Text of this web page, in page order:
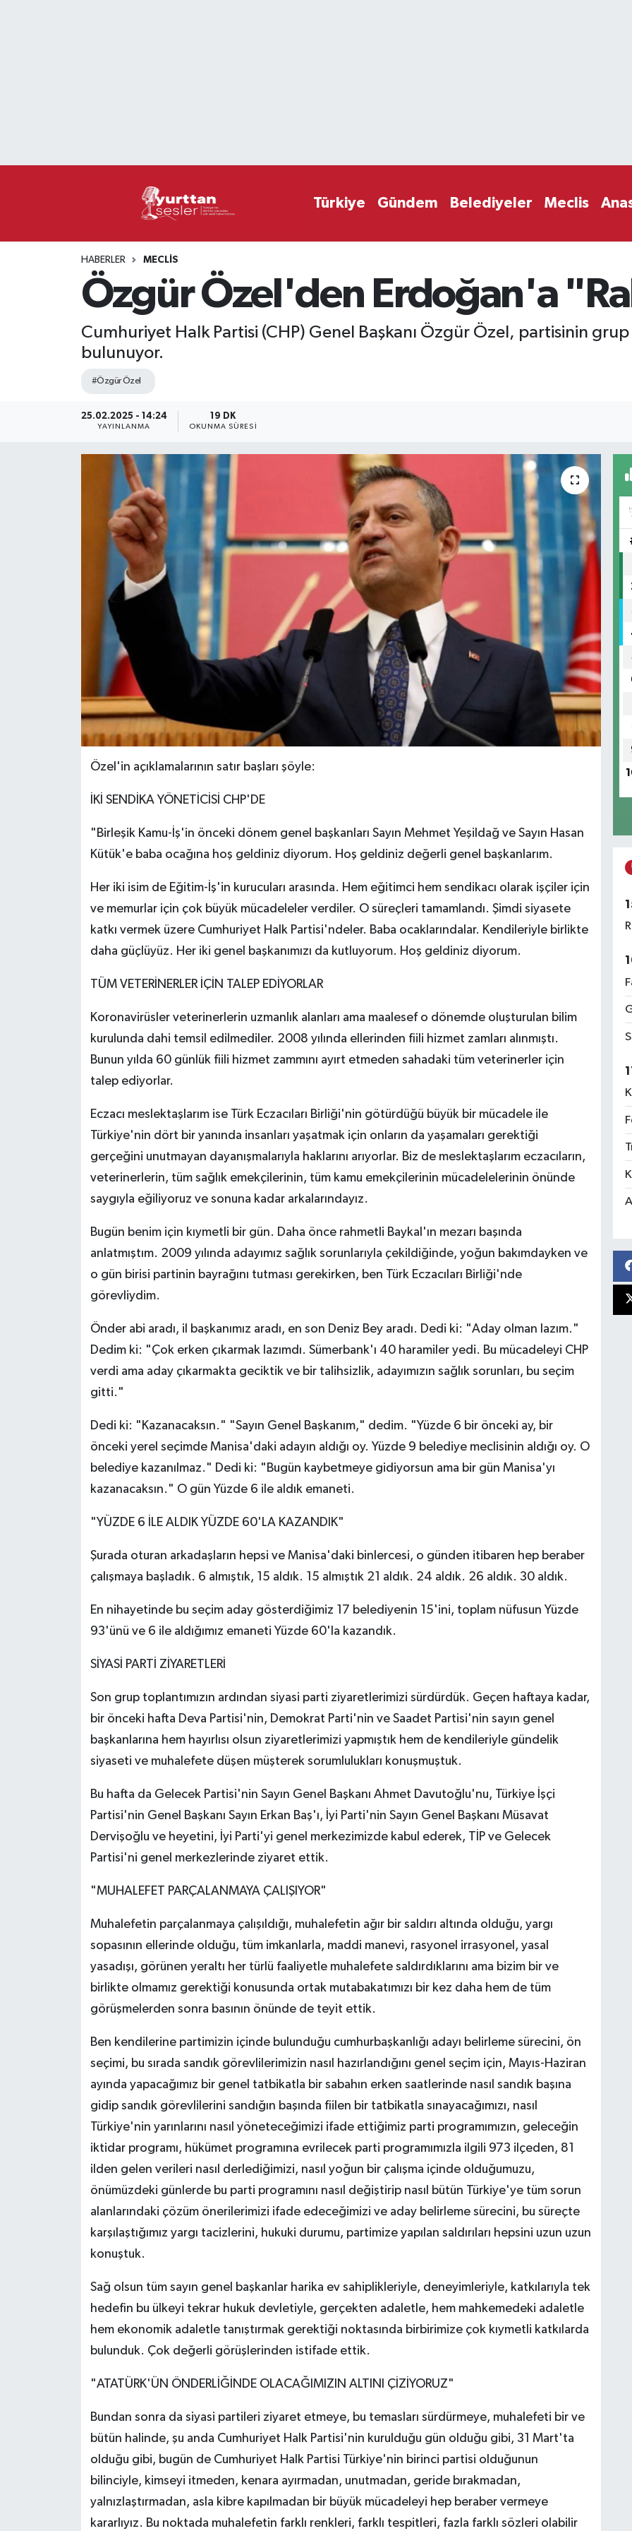
Türkiye Gündem Belediyeler Meclis
HABERLER MECLIS
Özgür Özel'den Erdoğan'a
Cumhuriyet Halk Partisi (CHP) Genel Başkanı Özgür Özel, partisinin
bulunuyor.
#Özgür Özel
25.02.2025 - 14:24
YAYINLANMA
19 DK
OKUNMA SÜRESI
Özel'in açıklamalarının satır başları şöyle:
İKİ SENDİKA YÖNETİCİSİ CHP'DE
"Birleşik Kamu-İş'in önceki dönem genel başkanları Sayın Mehmet Yeşildağ ve Sayın Hasan
Kütük'e baba ocağına hoş geldiniz diyorum. Hoş geldiniz değerli genel başkanlarım.
Her iki isim de Eğitim-İş'in kurucuları arasında. Hem eğitimci hem sendikacı olarak işçiler için
ve memurlar için çok büyük mücadeleler verdiler. O süreçleri tamamlandı. Şimdi siyasete
katkı vermek üzere Cumhuriyet Halk Partisi'ndeler. Baba ocaklarındalar. Kendileriyle birlikte
daha güçlüyüz. Her iki genel başkanımızı da kutluyorum. Hoş geldiniz diyorum.
TÜM VETERİNERLER İÇİN TALEP EDİYORLAR
Koronavirüsler veterinerlerin uzmanlık alanları ama maalesef o dönemde oluşturulan bilim
kurulunda dahi temsil edilmediler. 2008 yılında ellerinden fiili hizmet zamları alınmıştı.
Bunun yılda 60 günlük fiili hizmet zammını ayırt etmeden sahadaki tüm veterinerler için
talep ediyorlar.
Eczacı meslektaşlarım ise Türk Eczacıları Birliği'nin götürdüğü büyük bir mücadele ile
Türkiye'nin dört bir yanında insanları yaşatmak için onların da yaşamaları gerektiği
gerçeğini unutmayan dayanışmalarıyla haklarını arıyorlar. Biz de meslektaşlarım eczacıların,
veterinerlerin, tüm sağlık emekçilerinin, tüm kamu emekçilerinin mücadelelerinin önünde
saygıyla eğiliyoruz ve sonuna kadar arkalarındayız.
Bugün benim için kıymetli bir gün. Daha önce rahmetli Baykal'ın mezarı başında
anlatmıştım. 2009 yılında adayımız sağlık sorunlarıyla çekildiğinde, yoğun bakımdayken ve
o gün birisi partinin bayrağını tutması gerekirken, ben Türk Eczacıları Birliği'nde
görevliydim.
Önder abi aradı, il başkanımız aradı, en son Deniz Bey aradı. Dedi ki: "Aday olman lazım."
Dedim ki: "Çok erken çıkarmak lazımdı. Sümerbank'ı 40 haramiler yedi. Bu mücadeleyi CHP
verdi ama aday çıkarmakta geciktik ve bir talihsizlik, adayımızın sağlık sorunları, bu seçim
gitti."
Dedi ki: "Kazanacaksın." "Sayın Genel Başkanım," dedim. "Yüzde 6 bir önceki ay, bir
önceki yerel seçimde Manisa'daki adayın aldığı oy. Yüzde 9 belediye meclisinin aldığı oy. O
belediye kazanılmaz." Dedi ki: "Bugün kaybetmeye gidiyorsun ama bir gün Manisa'yı
kazanacaksın." O gün Yüzde 6 ile aldık emaneti.
"YÜZDE 6 İLE ALDIK YÜZDE 60'LA KAZANDIK"
Şurada oturan arkadaşların hepsi ve Manisa'daki binlercesi, o günden itibaren hep beraber
çalışmaya başladık. 6 almıştık, 15 aldık. 15 almıştık 21 aldık. 24 aldık. 26 aldık. 30 aldık.
En nihayetinde bu seçim aday gösterdiğimiz 17 belediyenin 15'ini, toplam nüfusun Yüzde
93'ünü ve 6 ile aldığımız emaneti Yüzde 60'la kazandık.
SİYASİ PARTİ ZİYARETLERİ
Son grup toplantımızın ardından siyasi parti ziyaretlerimizi sürdürdük. Geçen haftaya kadar,
bir önceki hafta Deva Partisi'nin, Demokrat Parti'nin ve Saadet Partisi'nin sayın genel
başkanlarına hem hayırlısı olsun ziyaretlerimizi yapmıştık hem de kendileriyle gündelik
siyaseti ve muhalefete düşen müşterek sorumlulukları konuşmuştuk.
Bu hafta da Gelecek Partisi'nin Sayın Genel Başkanı Ahmet Davutoğlu'nu, Türkiye İşçi
Partisi'nin Genel Başkanı Sayın Erkan Baş'ı, İyi Parti'nin Sayın Genel Başkanı Müsavat
Dervişoğlu ve heyetini, İyi Parti'yi genel merkezimizde kabul ederek, TİP ve Gelecek
Partisi'ni genel merkezlerinde ziyaret ettik.
"MUHALEFET PARÇALANMAYA ÇALIŞIYOR"
Muhalefetin parçalanmaya çalışıldığı, muhalefetin ağır bir saldırı altında olduğu, yargı
sopasının ellerinde olduğu, tüm imkanlarla, maddi manevi, rasyonel irrasyonel, yasal
yasadışı, görünen yeraltı her türlü faaliyetle muhalefete saldırdıklarını ama bizim bir ve
birlikte olmamız gerektiği konusunda ortak mutabakatımızı bir kez daha hem de tüm
görüşmelerden sonra basının önünde de teyit ettik.
Ben kendilerine partimizin içinde bulunduğu cumhurbaşkanlığı adayı belirleme sürecini, ön
seçimi, bu sırada sandık görevlilerimizin nasıl hazırlandığını genel seçim için, Mayıs-Haziran
ayında yapacağımız bir genel tatbikatla bir sabahın erken saatlerinde nasıl sandık başına
gidip sandık görevlilerini sandığın başında fiilen bir tatbikatla sınayacağımızı, nasıl
Türkiye'nin yarınlarını nasıl yöneteceğimizi ifade ettiğimiz parti programımızın, geleceğin
iktidar programı, hükümet programına evrilecek parti programımızla ilgili 973 ilçeden, 81
ilden gelen verileri nasıl derlediğimizi, nasıl yoğun bir çalışma içinde olduğumuzu,
önümüzdeki günlerde bu parti programını nasıl değiştirip nasıl bütün Türkiye'ye tüm sorun
alanlarındaki çözüm önerilerimizi ifade edeceğimizi ve aday belirleme sürecini, bu süreçte
karşılaştığımız yargı tacizlerini, hukuki durumu, partimize yapılan saldırıları hepsini uzun uzun
konuştuk.
Sağ olsun tüm sayın genel başkanlar harika ev sahiplikleriyle, deneyimleriyle, katkılarıyla tek
hedefin bu ülkeyi tekrar hukuk devletiyle, gerçekten adaletle, hem mahkemedeki adaletle
hem ekonomik adaletle tanıştırmak gerektiği noktasında birbirimize çok kıymetli katkılarda
bulunduk. Çok değerli görüşlerinden istifade ettik.
"ATATÜRK'ÜN ÖNDERLİĞİNDE OLACAĞIMIZIN ALTINI ÇİZİYORUZ"
Bundan sonra da siyasi partileri ziyaret etmeye, bu temasları sürdürmeye, muhalefeti bir ve
bütün halinde, şu anda Cumhuriyet Halk Partisi'nin kurulduğu gün olduğu gibi, 31 Mart'ta
olduğu gibi, bugün de Cumhuriyet Halk Partisi Türkiye'nin birinci partisi olduğunun
bilinciyle, kimseyi itmeden, kenara ayırmadan, unutmadan, geride bırakmadan,
yalnızlaştırmadan, asla kibre kapılmadan bir büyük mücadeleyi hep beraber vermeye
kararlıyız. Bu noktada muhalefetin farklı renkleri, farklı tespitleri, fazla farklı sözleri olabilir
Süper Lig Puan Durumu ve Fikstür
Son Dakika Haberleri
Haber Arşivi